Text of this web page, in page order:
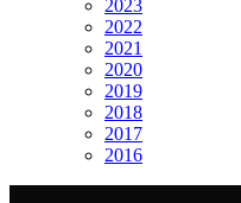
2023
2022
2021
2020
2019
2018
2017
2016